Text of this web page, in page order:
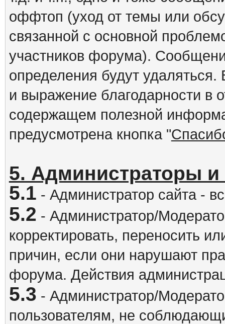
оффтоп (уход от темы или
связанной с основной
участников форума).
определения будут
и выражение благодарности в
содержащем полезной
предусмотрена кнопка "
5. Администраторы
5.1 - Администратор сайта -
5.2 - Администратор/
корректировать, переносить
причин, если они нарушают
форума. Действия
5.3 - Администратор/
пользователям, не